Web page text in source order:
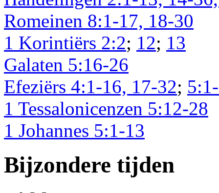
Romeinen 8:1-17, 18-30
1 Korintiërs 2:2; 12; 13
Galaten 5:16-26
Efeziërs 4:1-16, 17-32;
1 Tessalonicenzen 5:12-28
1 Johannes 5:1-13
Bijzondere tijden